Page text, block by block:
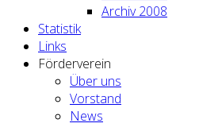
Archiv 2008
Statistik
Links
Förderverein
Über uns
Vorstand
News